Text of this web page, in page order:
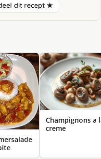
dit recept ★
Champignons a
creme